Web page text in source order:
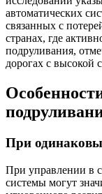
автоматических
связанных с
странах, где
подруливания,
дорогах с высокой
При
При управлении в
системы могут